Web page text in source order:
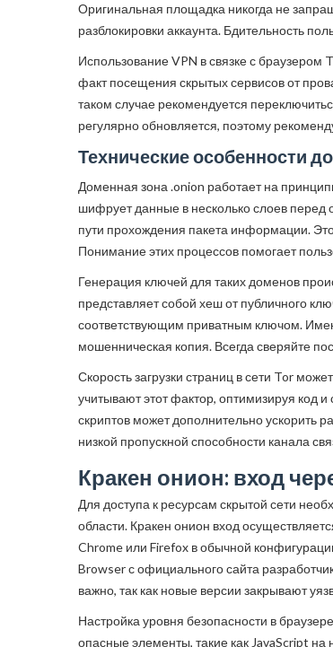
Оригинальная площадка никогда не
разблокировки аккаунта. Бдительность
Использование VPN в связке с браузером
факт посещения скрытых сервисов от
таком случае рекомендуется
регулярно обновляется, поэтому
Технические особенности
Доменная зона .onion работает на
шифрует данные в несколько слоев перед
пути прохождения пакета информации.
Понимание этих процессов помогает
Генерация ключей для таких доменов
представляет собой хеш от публичного
соответствующим приватным ключом.
мошенническая копия. Всегда сверяйте
Скорость загрузки страниц в сети Tor
учитывают этот фактор, оптимизируя код
скриптов может дополнительно ускорить
низкой пропускной способности канала
Кракен онион: вход
Для доступа к ресурсам скрытой сети
области. Кракен онион вход
Chrome или Firefox в обычной
Browser с официального сайта
важно, так как новые версии закрывают
Настройка уровня безопасности в
опасные элементы, такие как JavaScript